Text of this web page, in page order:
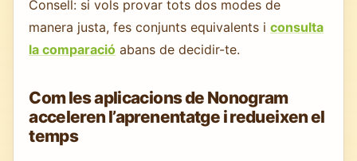
Consell: si vols provar tots dos modes de
manera justa, fes conjunts equivalents iconsulta
la comparació abans de decidir-te.
Com les aplicacions de Nonogram
acceleren l’aprenentatge i redueixen el
temps